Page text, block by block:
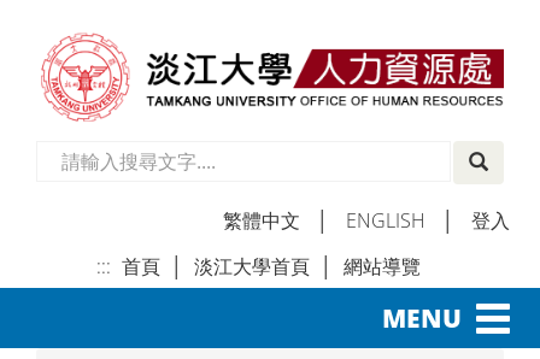
繁體中文 ENGLISH
登入
::: 首頁 淡江大學首頁 網站導覽
MENU